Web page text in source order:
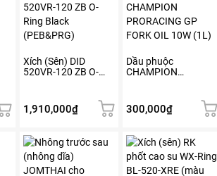
Xích (Sên) DID
520VR-120 ZB O-
1,910,000₫
Dầu phuộc
CHAMPION
300,000₫
Sản
phẩm
này